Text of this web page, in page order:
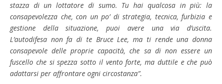
stazza di un lottatore di sumo. Tu hai qualcosa in più: la
consapevolezza che, con un po’ di strategia, tecnica, furbizia e
gestione della situazione, puoi avere una via d’uscita.
L’autodifesa non fa di te Bruce Lee, ma ti rende una donna
consapevole delle proprie capacità, che sa di non essere un
fuscello che si spezza sotto il vento forte, ma duttile e che può
adattarsi per affrontare ogni circostanza”.